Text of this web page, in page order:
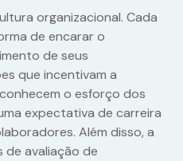
organizacional. Cada
de encarar o
de seus
que incentivam a
o esforço dos
expectativa de carreira
Além disso, a
avaliação de